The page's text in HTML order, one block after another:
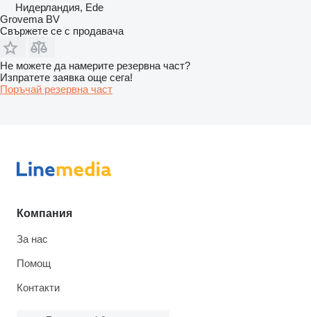
Нидерландия, Ede
Grovema BV
Свържете се с продавача
Не можете да намерите резервна част?
Изпратете заявка още сега!
Поръчай резервна част
Компания
За нас
Помощ
Контакти